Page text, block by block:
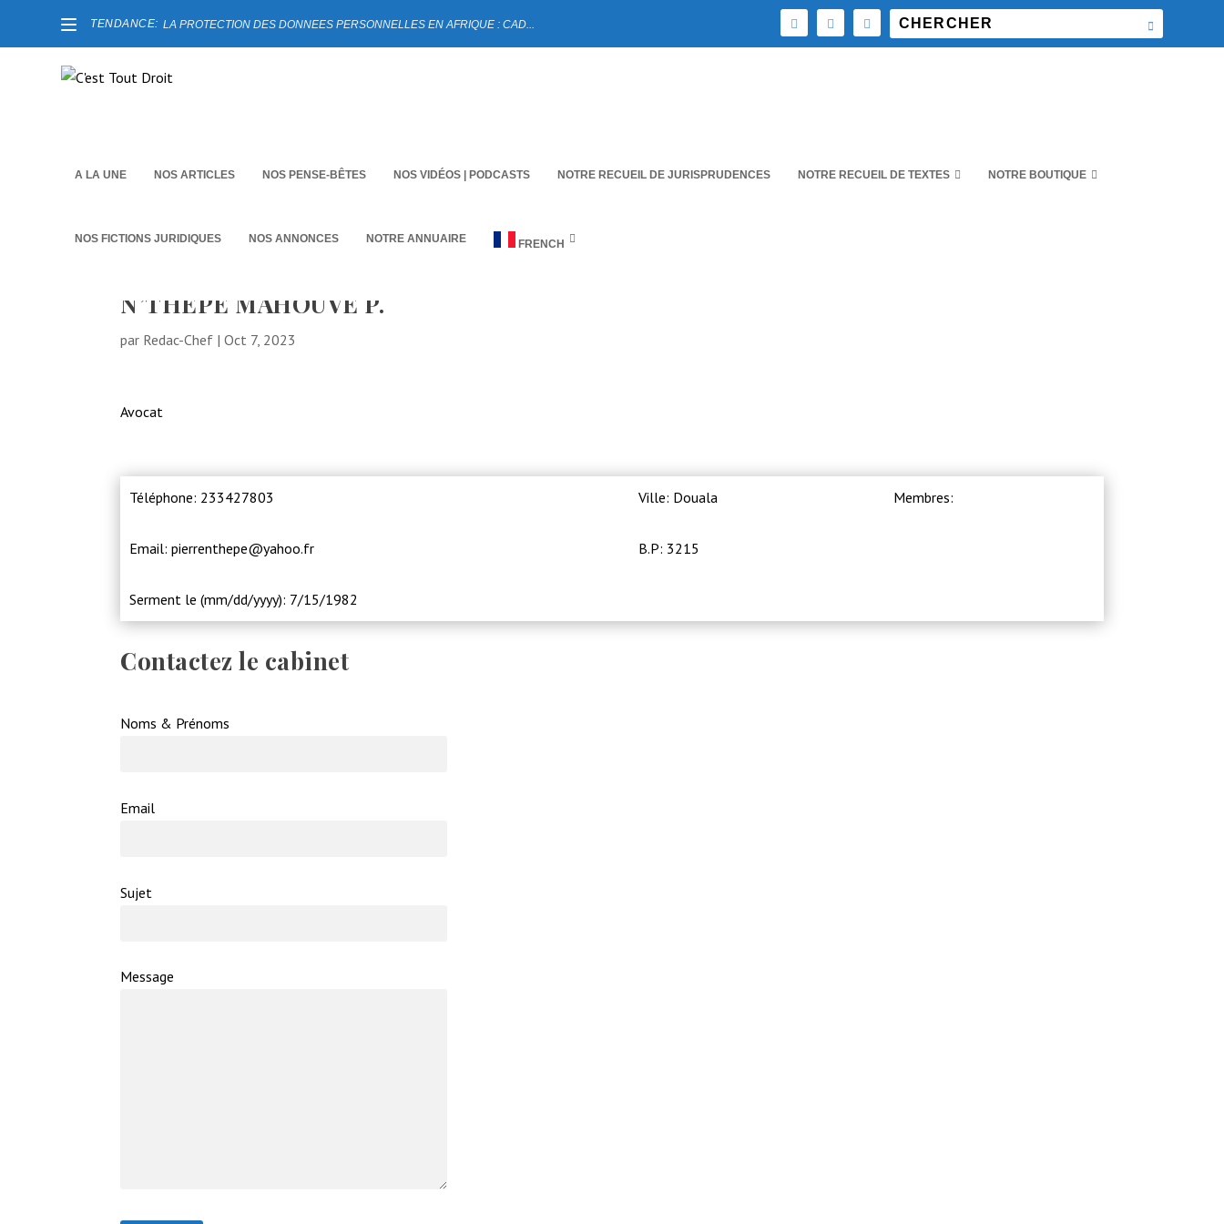
TENDANCE: LA PROTECTION DES DONNEES PERSONNELLES EN AFRIQUE : CAD...
A LA UNE NOS ARTICLES NOS PENSE-BÊTES NOS VIDÉOS | PODCASTS NOTRE RECUEIL DE JURISPRUDENCES NOTRE RECUEIL DE TEXTES NOTRE BOUTIQUE
NOS FICTIONS JURIDIQUES NOS ANNONCES NOTRE ANNUAIRE FRENCH
N’THEPE MAHOUVE P.
par Redac-Chef | Oct 7, 2023
Avocat
Téléphone: 233427803
Email: pierrenthepe@yahoo.fr
Serment le (mm/dd/yyyy): 7/15/1982
Ville: Douala
B.P: 3215
Membres:
Contactez le cabinet
Noms & Prénoms
Email
Sujet
Message